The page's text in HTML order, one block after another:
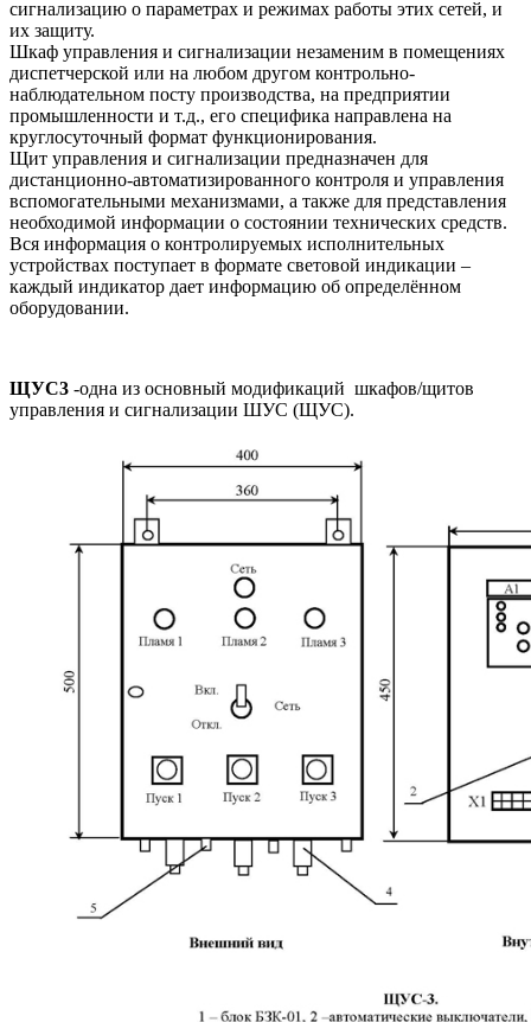
сигнализацию о параметрах и режимах работы этих сетей, и
их защиту.
Шкаф управления и сигнализации незаменим в помещениях
диспетчерской или на любом другом контрольно-
наблюдательном посту производства, на предприятии
промышленности и т.д., его специфика направлена на
круглосуточный формат функционирования.
Щит управления и сигнализации предназначен для
дистанционно-автоматизированного контроля и управления
вспомогательными механизмами, а также для представления
необходимой информации о состоянии технических средств.
Вся информация о контролируемых исполнительных
устройствах поступает в формате световой индикации –
каждый индикатор дает информацию об определённом
оборудовании.
ЩУС3 -одна из основный модификаций шкафов/щитов
управления и сигнализации ШУС (ЩУС).